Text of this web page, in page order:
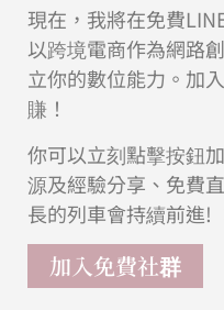
現在，我將在免費
以跨境電商作為網路
立你的數位能力。加
賺！
你可以立刻點擊按鈕
源及經驗分享、免費
長的列車會持續前進!
加入免費社群